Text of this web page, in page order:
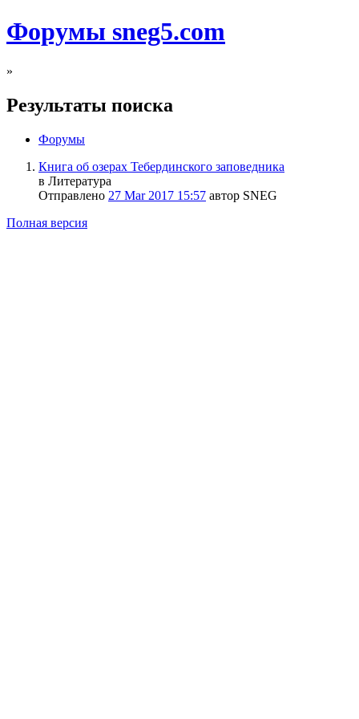
Форумы sneg5.com
»
Результаты поиска
Форумы
Книга об озерах Тебердинского заповедника
в Литература
Отправлено 27 Mar 2017 15:57 автор SNEG
Полная версия